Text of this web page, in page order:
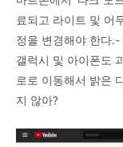
료되고 라이트 및 어
정을 변경해야 한다
갤럭시 및 아이폰도
로로 이동해서 밝은
지 않아?